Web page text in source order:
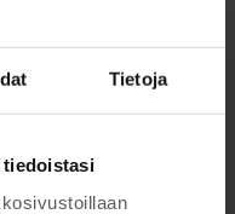
Tietoja
tiedoistasi